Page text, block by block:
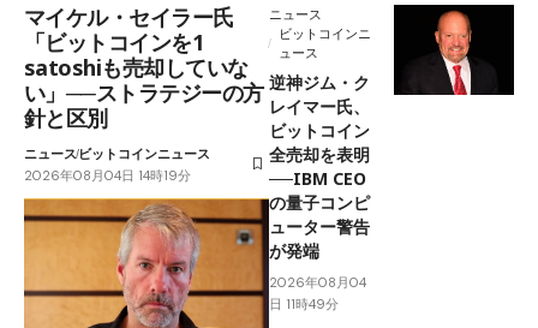
マイケル・セイラー氏
「ビットコインを1
satoshiも売却していな
い」──ストラテジーの方
針と区別
ニュースビットコインニュース
2026年08月04日 14時19分
ニュース
ビットコインニ
ュース
逆神ジム・ク
レイマー氏、
ビットコイン
全売却を表明
──IBM CEO
の量子コンピ
ューター警告
が発端
2026年08月04
日 11時49分